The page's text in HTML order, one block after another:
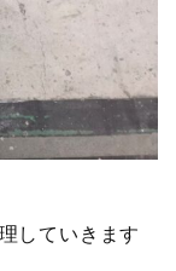
していきます